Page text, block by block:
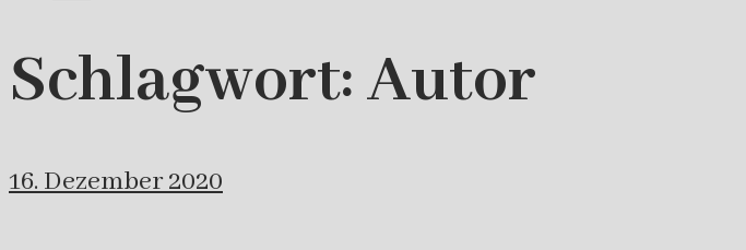
Schlagwort:Autor
16. Dezember 2020